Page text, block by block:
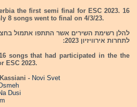
the first semi final for ESC 2023. 16
8 songs went to final on 4/3/23.
להלן רשימת השירים אשר התתפו אתמול
לתחרות אירוויזיון 2023:
songs that had participated in the the
ESC 2023.
- Novi Svet
Dusi